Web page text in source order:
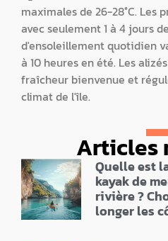
maximales de 26-28°C. Les
avec seulement 1 à 4 jours
d'ensoleillement quotidien
à 10 heures en été. Les
fraîcheur bienvenue et
climat de l'île.
Articles
Quelle est
kayak de
rivière ?
longer les